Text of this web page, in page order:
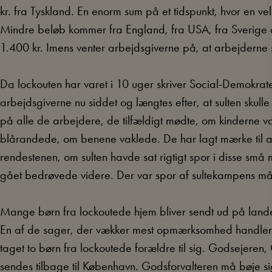
kr. fra Tyskland. En enorm sum på et tidspunkt, hvor en
Mindre beløb kommer fra England, fra USA, fra
1.400 kr. Imens venter arbejdsgiverne på, at arbejderne
Da lockouten har varet i 10 uger skriver Social-
arbejdsgiverne nu siddet og længtes efter, at sulten
på alle de arbejdere, de tilfældigt mødte, om kinderne
blårandede, om benene vaklede. De har lagt mærke til
rendestenen, om sulten havde sat rigtigt spor i disse
gået bedrøvede videre. Der var spor af sultekampens
Mange børn fra lockoutede hjem bliver sendt ud på
En af de sager, der vækker mest opmærksomhed
taget to børn fra lockoutede forældre til sig.
sendes tilbage til København. Godsforvalteren må bøje